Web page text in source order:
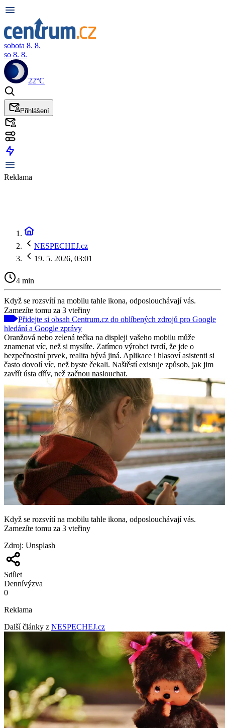
sobota 8. 8.
so 8. 8.
22°C
Přihlášení
Reklama
NESPECHEJ.cz
19. 5. 2026, 03:01
4 min
Když se rozsvítí na mobilu tahle ikona, odposlouchávají vás.
Zamezíte tomu za 3 vteřiny
Přidejte si obsah Centrum.cz do oblíbených zdrojů pro Google
hledání a Google zprávy
Oranžová nebo zelená tečka na displeji vašeho mobilu může
znamenat víc, než si myslíte. Zatímco výrobci tvrdí, že jde o
bezpečnostní prvek, realita bývá jiná. Aplikace i hlasoví asistenti si
často dovolí víc, než byste čekali. Naštěstí existuje způsob, jak jim
zavřít ústa dřív, než začnou naslouchat.
Když se rozsvítí na mobilu tahle ikona, odposlouchávají vás.
Zamezíte tomu za 3 vteřiny
Zdroj: Unsplash
Sdílet
Dennívýzva
0
Reklama
Další články z NESPECHEJ.cz